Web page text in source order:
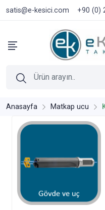
satis@e-kesici.com +90 (0)
Anasayfa Matkap ucu